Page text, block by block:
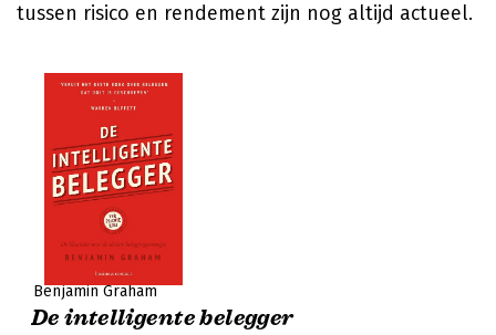
tussen risico en rendement zijn nog altijd actueel.
Benjamin Graham
De intelligente belegger